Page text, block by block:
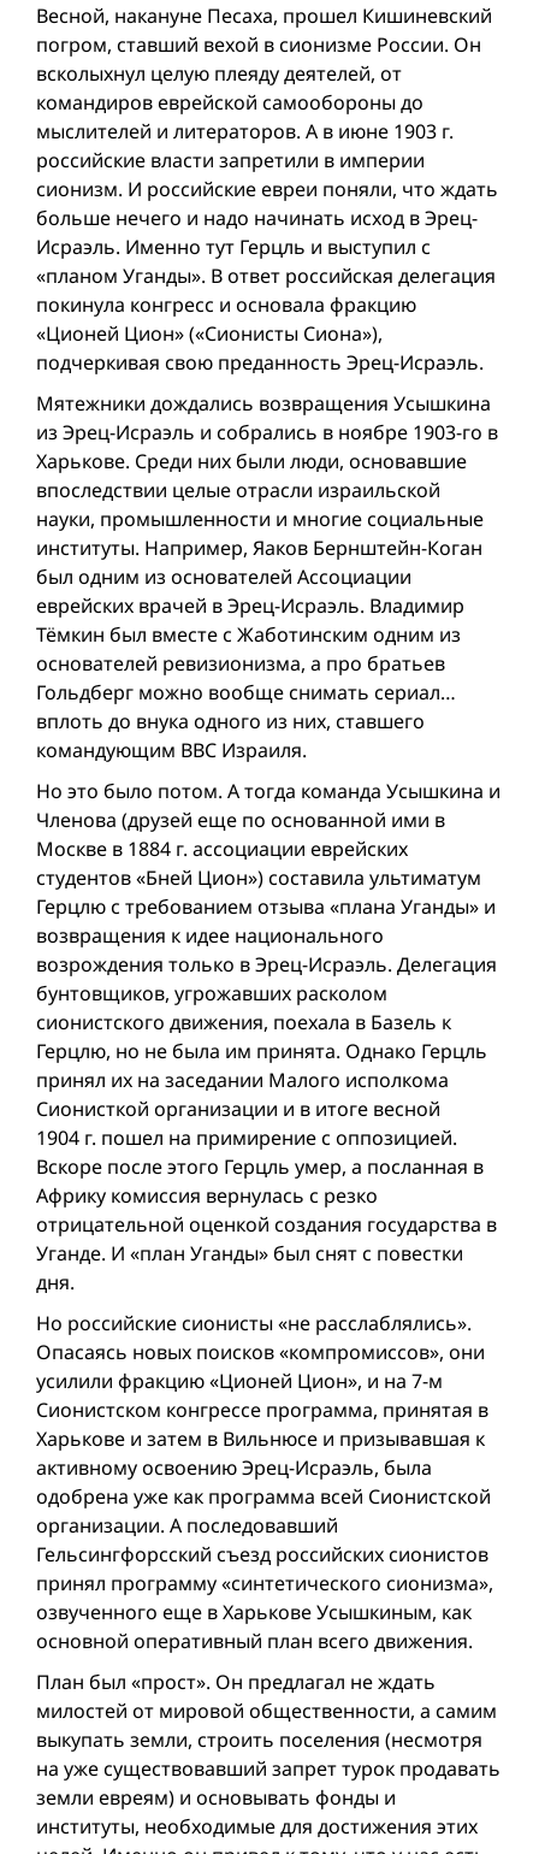
Весной, накануне Песаха, прошел Кишиневский
погром, ставший вехой в сионизме России. Он
всколыхнул целую плеяду деятелей, от
командиров еврейской самообороны до
мыслителей и литераторов. А в июне 1903 г.
российские власти запретили в империи
сионизм. И российские евреи поняли, что ждать
больше нечего и надо начинать исход в Эрец-
Исраэль. Именно тут Герцль и выступил с
«планом Уганды». В ответ российская делегация
покинула конгресс и основала фракцию
«Ционей Цион» («Сионисты Сиона»),
подчеркивая свою преданность Эрец-Исраэль.
Мятежники дождались возвращения Усышкина
из Эрец-Исраэль и собрались в ноябре 1903-го в
Харькове. Среди них были люди, основавшие
впоследствии целые отрасли израильской
науки, промышленности и многие социальные
институты. Например, Яаков Бернштейн-Коган
был одним из основателей Ассоциации
еврейских врачей в Эрец-Исраэль. Владимир
Тёмкин был вместе с Жаботинским одним из
основателей ревизионизма, а про братьев
Гольдберг можно вообще снимать сериал…
вплоть до внука одного из них, ставшего
командующим ВВС Израиля.
Но это было потом. А тогда команда Усышкина и
Членова (друзей еще по основанной ими в
Москве в 1884 г. ассоциации еврейских
студентов «Бней Цион») составила ультиматум
Герцлю с требованием отзыва «плана Уганды» и
возвращения к идее национального
возрождения только в Эрец-Исраэль. Делегация
бунтовщиков, угрожавших расколом
сионистского движения, поехала в Базель к
Герцлю, но не была им принята. Однако Герцль
принял их на заседании Малого исполкома
Сионисткой организации и в итоге весной
1904 г. пошел на примирение с оппозицией.
Вскоре после этого Герцль умер, а посланная в
Африку комиссия вернулась с резко
отрицательной оценкой создания государства в
Уганде. И «план Уганды» был снят с повестки
дня.
Но российские сионисты «не расслаблялись».
Опасаясь новых поисков «компромиссов», они
усилили фракцию «Ционей Цион», и на 7-м
Сионистском конгрессе программа, принятая в
Харькове и затем в Вильнюсе и призывавшая к
активному освоению Эрец-Исраэль, была
одобрена уже как программа всей Сионистской
организации. А последовавший
Гельсингфорсский съезд российских сионистов
принял программу «синтетического сионизма»,
озвученного еще в Харькове Усышкиным, как
основной оперативный план всего движения.
План был «прост». Он предлагал не ждать
милостей от мировой общественности, а самим
выкупать земли, строить поселения (несмотря
на уже существовавший запрет турок продавать
земли евреям) и основывать фонды и
институты, необходимые для достижения этих